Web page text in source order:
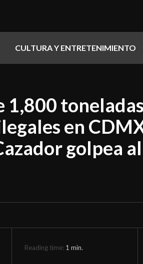
CULTURA Y ENTRETENIMIENTO
1,800
en
golpea
Reading time: 1 min.